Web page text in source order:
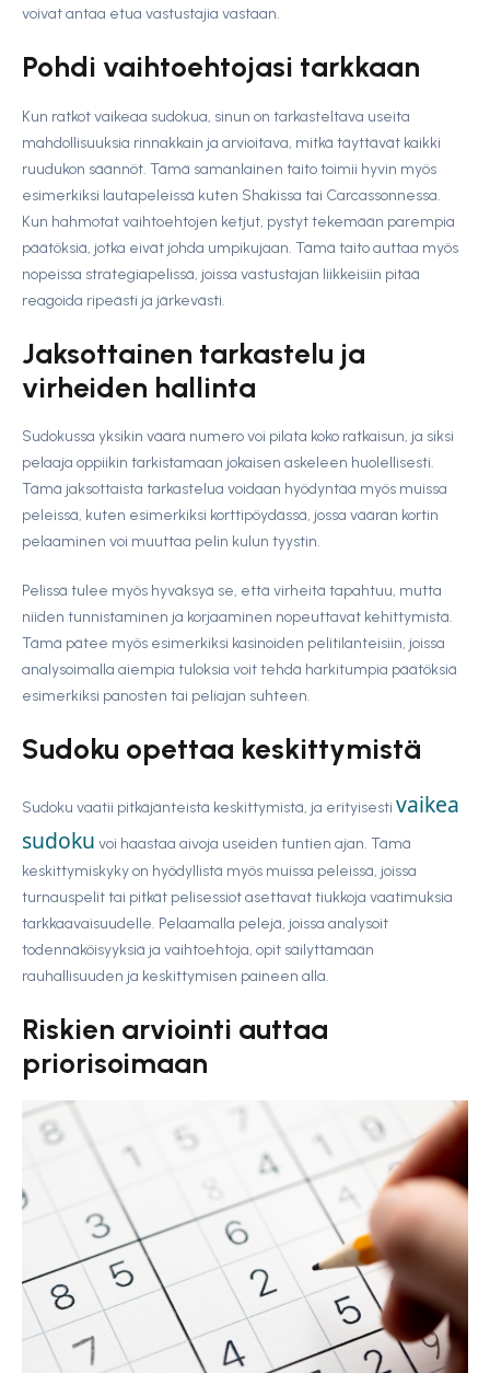
voivat antaa etua vastustajia vastaan.
Pohdi vaihtoehtojasi tarkkaan
Kun ratkot vaikeaa sudokua, sinun on tarkasteltava useita
mahdollisuuksia rinnakkain ja arvioitava, mitkä täyttävät kaikki
ruudukon säännöt. Tämä samanlainen taito toimii hyvin myös
esimerkiksi lautapeleissä kuten Shakissa tai Carcassonnessa.
Kun hahmotat vaihtoehtojen ketjut, pystyt tekemään parempia
päätöksiä, jotka eivät johda umpikujaan. Tämä taito auttaa myös
nopeissa strategiapelissä, joissa vastustajan liikkeisiin pitää
reagoida ripeästi ja järkevästi.
Jaksottainen tarkastelu ja
virheiden hallinta
Sudokussa yksikin väärä numero voi pilata koko ratkaisun, ja siksi
pelaaja oppiikin tarkistamaan jokaisen askeleen huolellisesti.
Tämä jaksottaista tarkastelua voidaan hyödyntää myös muissa
peleissä, kuten esimerkiksi korttipöydässä, jossa väärän kortin
pelaaminen voi muuttaa pelin kulun tyystin.
Pelissä tulee myös hyväksyä se, että virheitä tapahtuu, mutta
niiden tunnistaminen ja korjaaminen nopeuttavat kehittymistä.
Tämä pätee myös esimerkiksi kasinoiden pelitilanteisiin, joissa
analysoimalla aiempia tuloksia voit tehdä harkitumpia päätöksiä
esimerkiksi panosten tai peliajan suhteen.
Sudoku opettaa keskittymistä
Sudoku vaatii pitkäjänteistä keskittymistä, ja erityisesti vaikea
sudoku voi haastaa aivoja useiden tuntien ajan. Tämä
keskittymiskyky on hyödyllistä myös muissa peleissä, joissa
turnauspelit tai pitkät pelisessiot asettavat tiukkoja vaatimuksia
tarkkaavaisuudelle. Pelaamalla pelejä, joissa analysoit
todennäköisyyksiä ja vaihtoehtoja, opit säilyttämään
rauhallisuuden ja keskittymisen paineen alla.
Riskien arviointi auttaa
priorisoimaan